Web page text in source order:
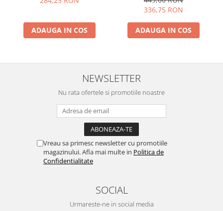
ADAUGA IN COS
336,75 RON
ADAUGA IN COS
NEWSLETTER
Nu rata ofertele si promotiile noastre
Vreau sa primesc newsletter cu promotiile
magazinului. Afla mai multe in Politica de
Confidentialitate
SOCIAL
Urmareste-ne in social media